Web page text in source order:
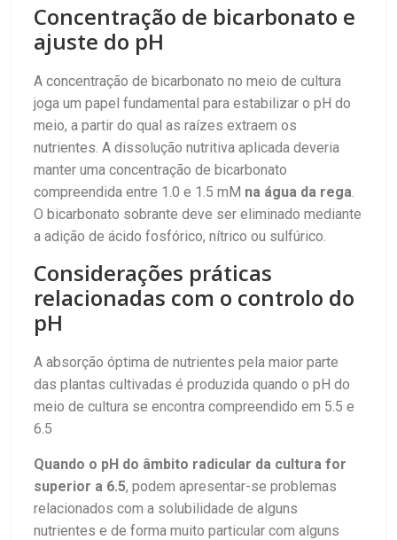
Concentração de bicarbonato e
ajuste do pH
A concentração de bicarbonato no meio de cultura
joga um papel fundamental para estabilizar o pH do
meio, a partir do qual as raízes extraem os
nutrientes. A dissolução nutritiva aplicada deveria
manter uma concentração de bicarbonato
compreendida entre 1.0 e 1.5 mM na água da rega.
O bicarbonato sobrante deve ser eliminado mediante
a adição de ácido fosfórico, nítrico ou sulfúrico.
Considerações práticas
relacionadas com o controlo do
pH
A absorção óptima de nutrientes pela maior parte
das plantas cultivadas é produzida quando o pH do
meio de cultura se encontra compreendido em 5.5 e
6.5
Quando o pH do âmbito radicular da cultura for
superior a 6.5, podem apresentar-se problemas
relacionados com a solubilidade de alguns
nutrientes e de forma muito particular com alguns